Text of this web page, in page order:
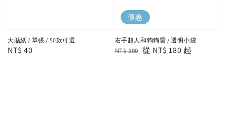
大貼紙 / 單張 / 50款可選
Regular
NT$ 40
優惠
右手超人和狗狗雲 / 透明小袋
Regular
NT$ 300 Sale
從 NT$ 180 起